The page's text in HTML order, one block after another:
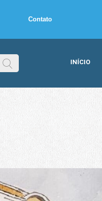
Contato
INÍCIO